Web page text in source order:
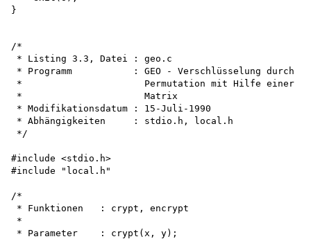
/*
* Listing 3.3, Datei : geo.c
* Programm           : GEO - Verschlüsselung durch
*                      Permutation mit Hilfe einer
*                      Matrix
* Modifikationsdatum : 15-Juli-1990
* Abhängigkeiten     : stdio.h, local.h
*/
#include <stdio.h>
#include "local.h"
/*
* Funktionen   : crypt, encrypt
*
* Parameter    : crypt(x, y);